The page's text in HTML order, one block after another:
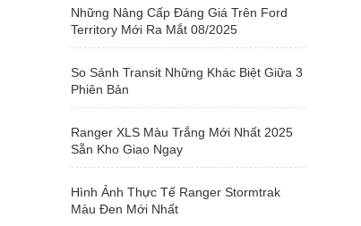
Những Nâng Cấp Đáng Giá Trên Ford
Territory Mới Ra Mắt 08/2025
So Sánh Transit Những Khác Biệt Giữa 3
Phiên Bản
Ranger XLS Màu Trắng Mới Nhất 2025
Sẵn Kho Giao Ngay
Hình Ảnh Thực Tế Ranger Stormtrak
Màu Đen Mới Nhất